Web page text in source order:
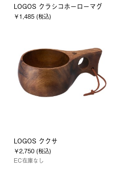
LOGOS クラシコホーローマグ
￥1,485 (税込)
LOGOS ククサ
￥2,750 (税込)
EC在庫なし